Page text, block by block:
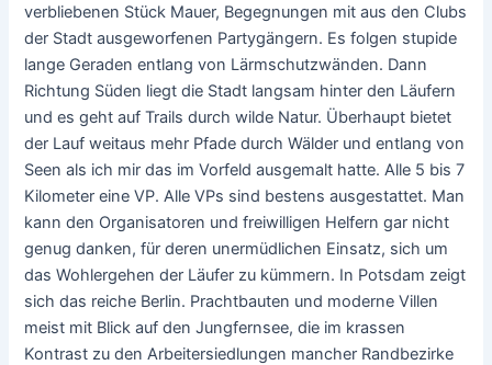
verbliebenen Stück Mauer, Begegnungen mit aus den Clubs
der Stadt ausgeworfenen Partygängern. Es folgen stupide
lange Geraden entlang von Lärmschutzwänden. Dann
Richtung Süden liegt die Stadt langsam hinter den Läufern
und es geht auf Trails durch wilde Natur. Überhaupt bietet
der Lauf weitaus mehr Pfade durch Wälder und entlang von
Seen als ich mir das im Vorfeld ausgemalt hatte. Alle 5 bis 7
Kilometer eine VP. Alle VPs sind bestens ausgestattet. Man
kann den Organisatoren und freiwilligen Helfern gar nicht
genug danken, für deren unermüdlichen Einsatz, sich um
das Wohlergehen der Läufer zu kümmern. In Potsdam zeigt
sich das reiche Berlin. Prachtbauten und moderne Villen
meist mit Blick auf den Jungfernsee, die im krassen
Kontrast zu den Arbeitersiedlungen mancher Randbezirke